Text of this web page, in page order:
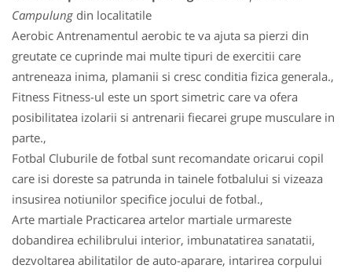
Campulung din localitatile
Aerobic Antrenamentul aerobic te va ajuta sa pierzi din
greutate ce cuprinde mai multe tipuri de exercitii care
antreneaza inima, plamanii si cresc conditia fizica generala.,
Fitness Fitness-ul este un sport simetric care va ofera
posibilitatea izolarii si antrenarii fiecarei grupe musculare in
parte.,
Fotbal Cluburile de fotbal sunt recomandate oricarui copil
care isi doreste sa patrunda in tainele fotbalului si vizeaza
insusirea notiunilor specifice jocului de fotbal.,
Arte martiale Practicarea artelor martiale urmareste
dobandirea echilibrului interior, imbunatatirea sanatatii,
dezvoltarea abilitatilor de auto-aparare, intarirea corpului